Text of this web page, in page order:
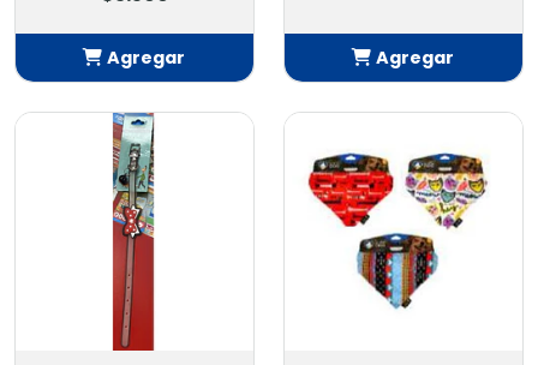
Agregar
Añadido
Agregar
Añadido